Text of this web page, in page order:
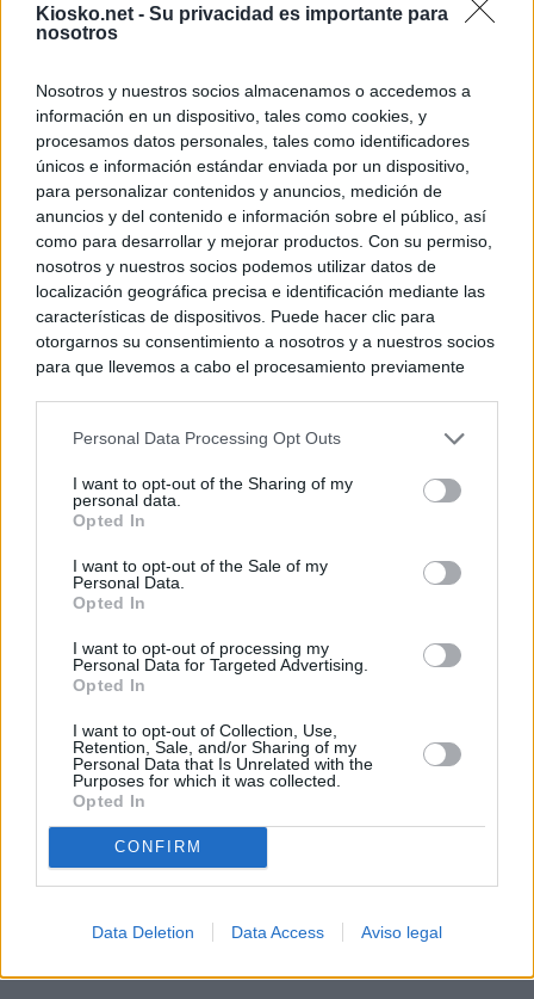
Kiosko.net - Su privacidad es importante para
nosotros
Nosotros y nuestros socios almacenamos o accedemos a
información en un dispositivo, tales como cookies, y
procesamos datos personales, tales como identificadores
únicos e información estándar enviada por un dispositivo,
para personalizar contenidos y anuncios, medición de
anuncios y del contenido e información sobre el público, así
como para desarrollar y mejorar productos. Con su permiso,
nosotros y nuestros socios podemos utilizar datos de
localización geográfica precisa e identificación mediante las
características de dispositivos. Puede hacer clic para
otorgarnos su consentimiento a nosotros y a nuestros socios
para que llevemos a cabo el procesamiento previamente
negar su consentimiento. Tenga en cuenta que algún
de su consentimiento, pero usted tiene el derecho de
rechazar tal procesamiento. Sus preferencias se aplicarán
cualquier momento entrando de nuevo en este sitio web o
visitando nuestra política de privacidad.
Personal Data Processing Opt Outs
I want to opt-out of the Sharing of my
personal data.
Opted In
I want to opt-out of the Sale of my
Personal Data.
Opted In
I want to opt-out of processing my
Personal Data for Targeted Advertising.
Opted In
I want to opt-out of Collection, Use,
Retention, Sale, and/or Sharing of my
Personal Data that Is Unrelated with the
Purposes for which it was collected.
Opted In
CONFIRM
Data Deletion Data Access Aviso legal